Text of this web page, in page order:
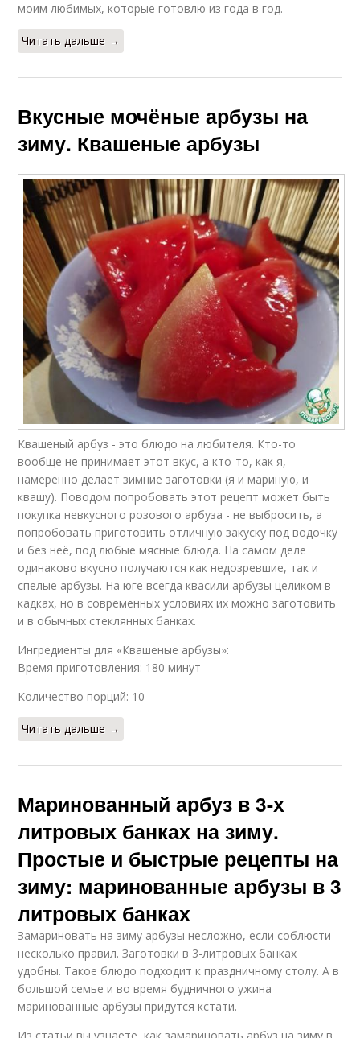
моим любимых, которые готовлю из года в год.
Читать дальше →
Вкусные мочёные арбузы на
зиму. Квашеные арбузы
Квашеный арбуз - это блюдо на любителя. Кто-то
вообще не принимает этот вкус, а кто-то, как я,
намеренно делает зимние заготовки (я и мариную, и
квашу). Поводом попробовать этот рецепт может быть
покупка невкусного розового арбуза - не выбросить, а
попробовать приготовить отличную закуску под водочку
и без неё, под любые мясные блюда. На самом деле
одинаково вкусно получаются как недозревшие, так и
спелые арбузы. На юге всегда квасили арбузы целиком в
кадках, но в современных условиях их можно заготовить
и в обычных стеклянных банках.
Ингредиенты для «Квашеные арбузы»:
Время приготовления: 180 минут
Количество порций: 10
Читать дальше →
Маринованный арбуз в 3-х
литровых банках на зиму.
Простые и быстрые рецепты на
зиму: маринованные арбузы в 3
литровых банках
Замариновать на зиму арбузы несложно, если соблюсти
несколько правил. Заготовки в 3-литровых банках
удобны. Такое блюдо подходит к праздничному столу. А в
большой семье и во время будничного ужина
маринованные арбузы придутся кстати.